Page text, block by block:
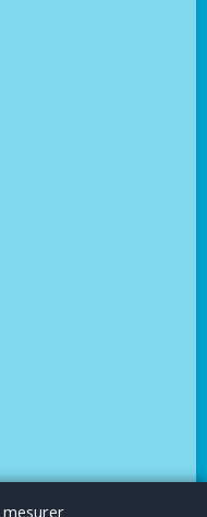
Mentions Légales
mesurer